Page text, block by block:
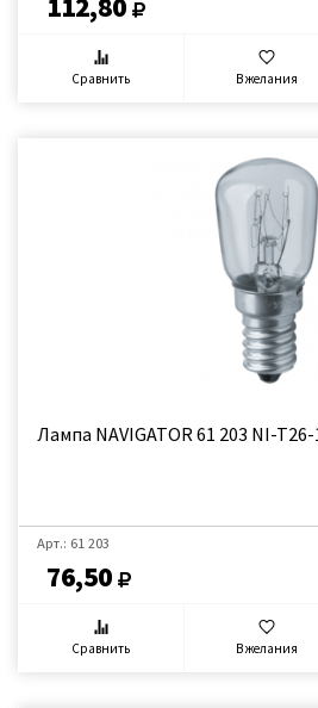
Сравнить В желания
Лампа NAVIGATOR 61 203 NI-
Арт.: 61 203
76,50
Сравнить В желания